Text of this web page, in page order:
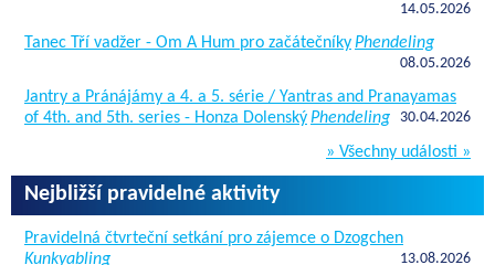
14.05.2026
Tanec Tří vadžer - Om A Hum pro začátečníkyPhendeling
08.05.2026
Jantry a Pránájámy a 4. a 5. série / Yantras and Pranayamas
of 4th. and 5th. series - Honza DolenskýPhendeling 30.04.2026
» Všechny události »
Nejbližší pravidelné aktivity
Pravidelná čtvrteční setkání pro zájemce o Dzogchen
Kunkyabling
13.08.2026